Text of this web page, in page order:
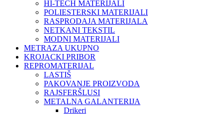
HI-TECH MATERIJALI
POLIESTERSKI MATERIJALI
RASPRODAJA MATERIJALA
NETKANI TEKSTIL
MODNI MATERIJALI
METRAZA UKUPNO
KROJACKI PRIBOR
REPROMATERIJAL
LASTIŠ
PAKOVANJE PROIZVODA
RAJSFERŠLUSI
METALNA GALANTERIJA
Drikeri